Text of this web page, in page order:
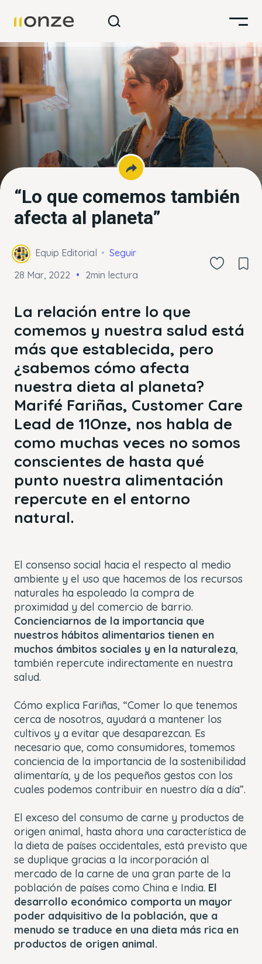
“Lo que comemos también
afecta al planeta”
Equip Editorial
Seguir
28 Mar, 2022
2min lectura
La relación entre lo que
comemos y nuestra salud está
más que establecida, pero
¿sabemos cómo afecta
nuestra dieta al planeta?
Marifé Fariñas, Customer Care
Lead de 11Onze, nos habla de
como muchas veces no somos
conscientes de hasta qué
punto nuestra alimentación
repercute en el entorno
natural.
El consenso social hacia el respecto al medio
ambiente y el uso que hacemos de los recursos
naturales ha espoleado la compra de
proximidad y del comercio de barrio.
Concienciarnos de la importancia que
nuestros hábitos alimentarios tienen en
muchos ámbitos sociales y en la naturaleza,
también repercute indirectamente en nuestra
salud.
Cómo explica Fariñas, “Comer lo que tenemos
cerca de nosotros, ayudará a mantener los
cultivos y a evitar que desaparezcan. Es
necesario que, como consumidores, tomemos
conciencia de la importancia de la sostenibilidad
alimentaría, y de los pequeños gestos con los
cuales podemos contribuir en nuestro día a día”.
El exceso del consumo de carne y productos de
origen animal, hasta ahora una característica de
la dieta de países occidentales, está previsto que
se duplique gracias a la incorporación al
mercado de la carne de una gran parte de la
población de países como China e India. El
desarrollo económico comporta un mayor
poder adquisitivo de la población, que a
menudo se traduce en una dieta más rica en
productos de origen animal.